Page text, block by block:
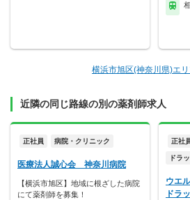
横浜市旭区(神奈川県)エ
近隣の同じ路線の別の薬剤師求人
正社員 病院・クリニック
医療法人誠心会 神奈川病院
【横浜市旭区】地域に根ざした病院
にて薬剤師を募集！
正社
ドラ
ウエ
ドラ